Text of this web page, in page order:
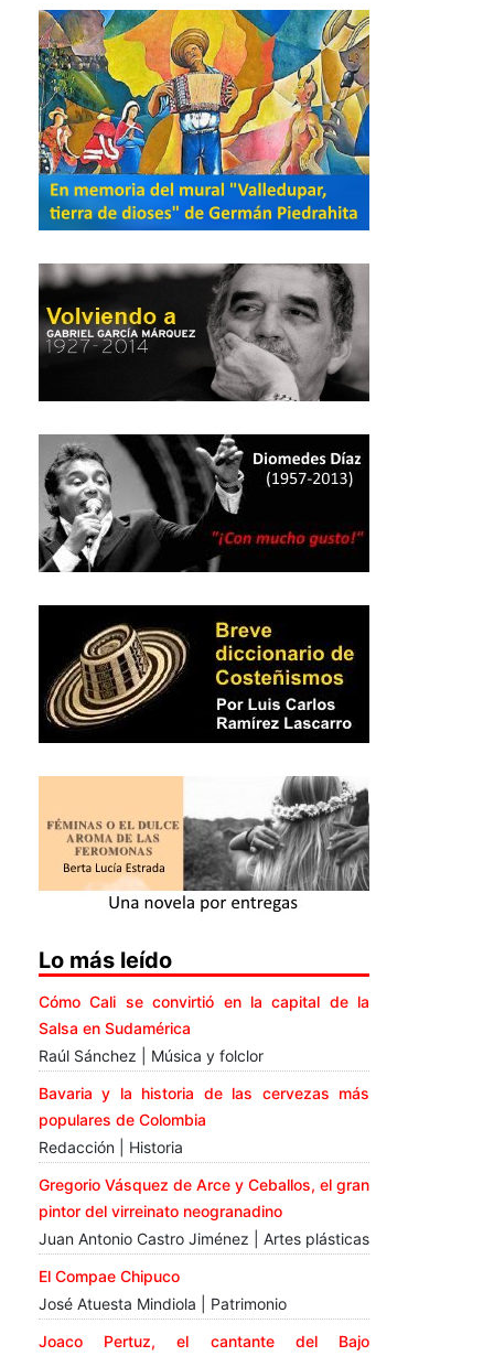
Lo más leído
Cómo Cali se convirtió en la capital de la
Salsa en Sudamérica
Raúl Sánchez | Música y folclor
Bavaria y la historia de las cervezas más
populares de Colombia
Redacción | Historia
Gregorio Vásquez de Arce y Ceballos, el gran
pintor del virreinato neogranadino
Juan Antonio Castro Jiménez | Artes plásticas
El Compae Chipuco
José Atuesta Mindiola | Patrimonio
Joaco Pertuz, el cantante del Bajo